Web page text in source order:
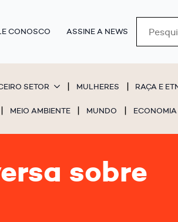
CONOSCO ASSINE A NEWS
SETOR MULHERES RAÇA E
MEIO AMBIENTE MUNDO ECONOMIA
sobre